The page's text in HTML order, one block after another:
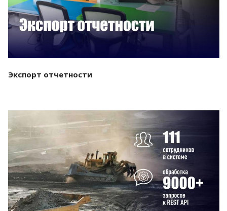
Экспорт отчетности
Смотреть проект